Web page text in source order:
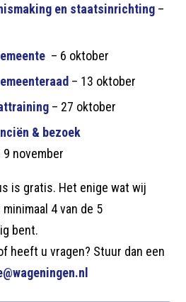
en staatsinrichting –
– 6 oktober
– 13 oktober
– 27 oktober
& bezoek
9 november
is gratis. Het enige wat wij
4 van de 5
bent.
heeft u vragen? Stuur dan een